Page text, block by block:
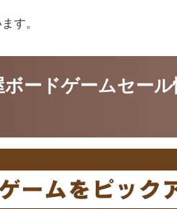
す。
ボードゲームセー